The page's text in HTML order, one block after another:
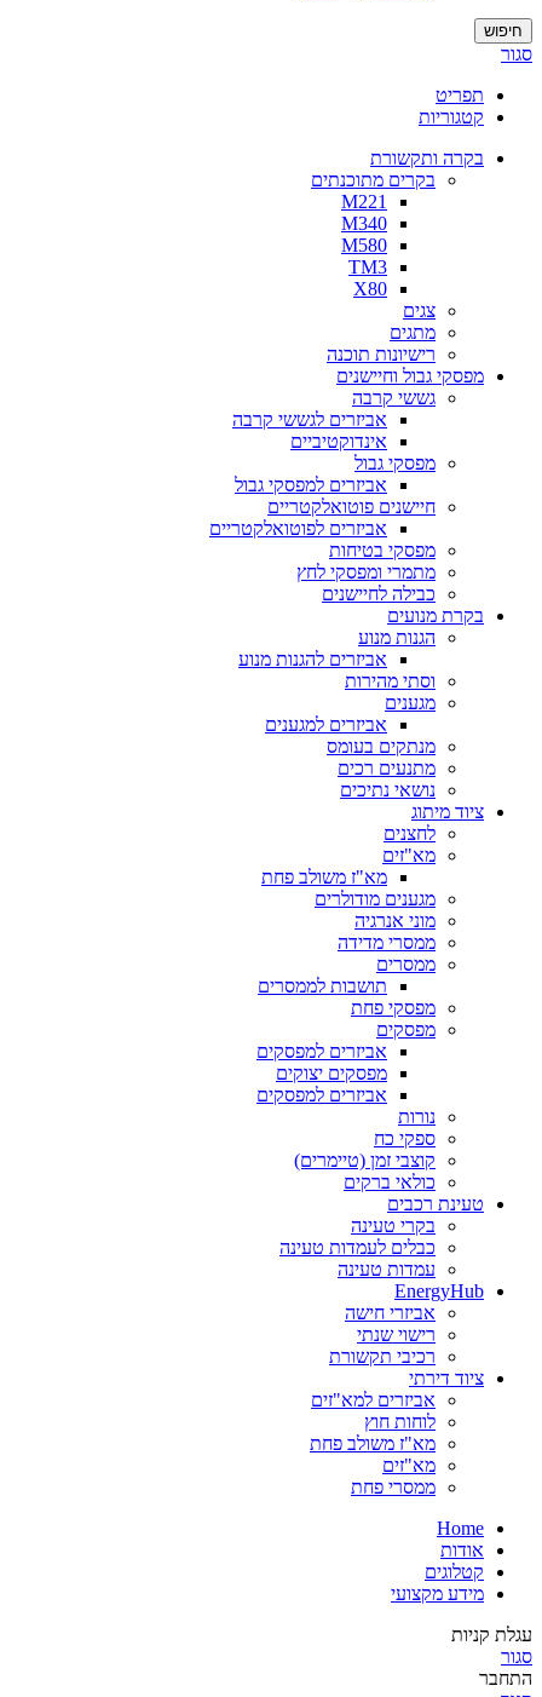
חיפוש
סגור
תפריט
קטגוריות
בקרה ותקשורת
בקרים מתוכנתים
M221
M340
M580
TM3
X80
צגים
מתגים
רישיונות תוכנה
מפסקי גבול וחיישנים
גששי קרבה
אביזרים לגששי קרבה
אינדוקטיביים
מפסקי גבול
אביזרים למפסקי גבול
חיישנים פוטואלקטריים
אביזרים לפוטואלקטריים
מפסקי בטיחות
מתמרי ומפסקי לחץ
כבילה לחיישנים
בקרת מנועים
הגנות מנוע
אביזרים להגנות מנוע
וסתי מהירות
מגענים
אביזרים למגענים
מנתקים בעומס
מתנעים רכים
נושאי נתיכים
ציוד מיתוג
לחצנים
מא"זים
מא"ז משולב פחת
מגענים מודולרים
מוני אנרגיה
ממסרי מדידה
ממסרים
תושבות לממסרים
מפסקי פחת
מפסקים
אביזרים למפסקים
מפסקים יצוקים
אביזרים למפסקים
נורות
ספקי כח
קוצבי זמן (טיימרים)
כולאי ברקים
טעינת רכבים
בקרי טעינה
כבלים לעמדות טעינה
עמדות טעינה
EnergyHub
אביזרי חישה
רישוי שנתי
רכיבי תקשורת
ציוד דירתי
אביזרים למא"זים
לוחות חוץ
מא"ז משולב פחת
מא"זים
ממסרי פחת
Home
אודות
קטלוגים
מידע מקצועי
עגלת קניות
סגור
התחבר